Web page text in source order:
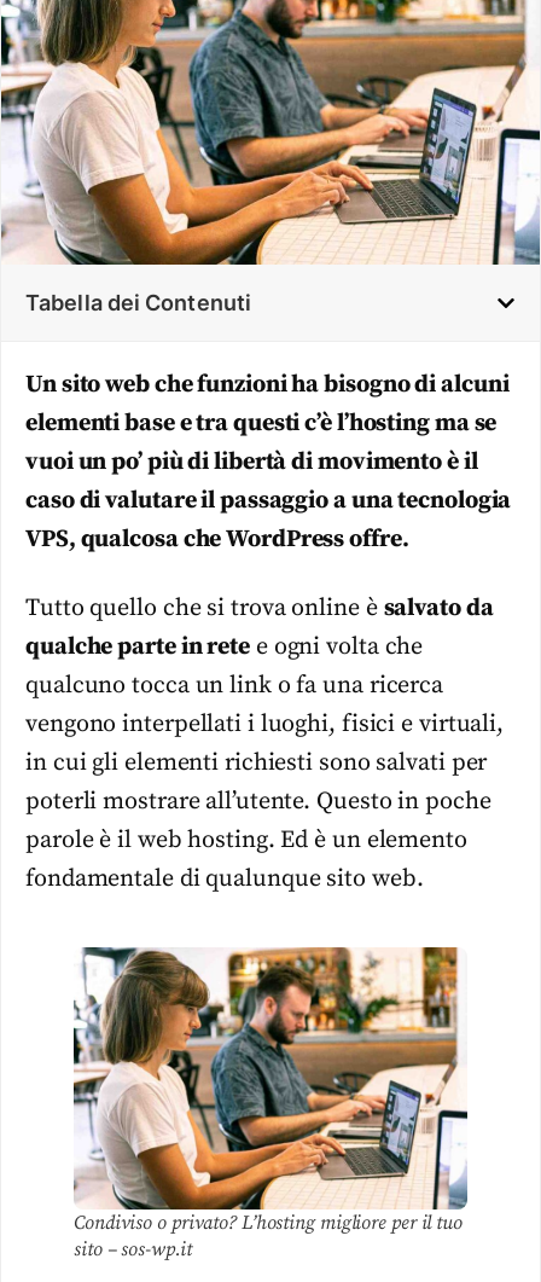
Tabella dei Contenuti
Un sito web che funzioni ha bisogno di alcuni
elementi base e tra questi c’è l’hosting ma se
vuoi un po’ più di libertà di movimento è il
caso di valutare il passaggio a una tecnologia
VPS, qualcosa che WordPress offre.
Tutto quello che si trova online è salvato da
qualche parte in retee ogni volta che
qualcuno tocca un link o fa una ricerca
vengono interpellati i luoghi, fisici e virtuali,
in cui gli elementi richiesti sono salvati per
poterli mostrare all’utente. Questo in poche
parole è il web hosting. Ed è un elemento
fondamentale di qualunque sito web.
Condiviso o privato? L’hosting migliore per il tuo
sito – sos-wp.it